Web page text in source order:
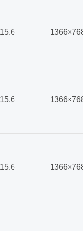
15.6
15.6
15.6